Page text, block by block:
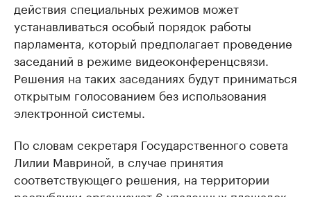
действия специальных режимов может
устанавливаться особый порядок работы
парламента, который предполагает проведение
заседаний в режиме видеоконференцсвязи.
Решения на таких заседаниях будут приниматься
открытым голосованием без использования
электронной системы.
По словам секретаря Государственного совета
Лилии Мавриной, в случае принятия
соответствующего решения, на территории